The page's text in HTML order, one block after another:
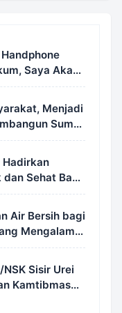
Saya Akan
dan
Menjadi
Sumur
Hadirkan
Sehat Bagi
Air Bersih bagi
Mengalami
Sisir Urei
Kamtibmas